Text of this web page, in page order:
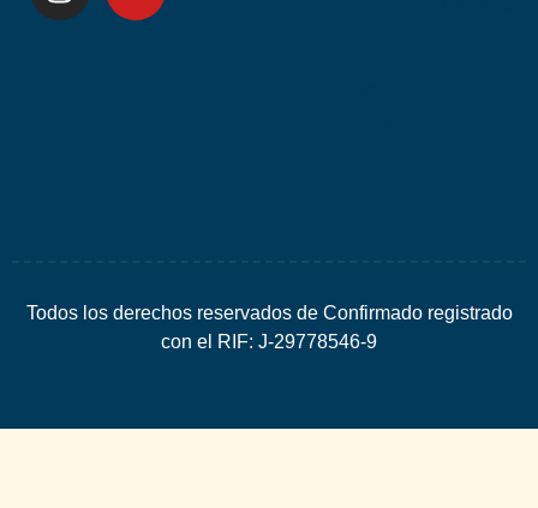
Todos los derechos reservados de Confirmado registrado
con el RIF: J-29778546-9